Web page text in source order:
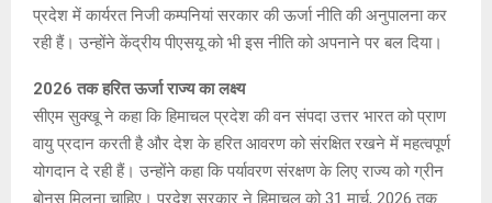
प्रदेश में कार्यरत निजी कम्पनियां सरकार की ऊर्जा नीति की अनुपालना कर
रही हैं। उन्होंने केंद्रीय पीएसयू को भी इस नीति को अपनाने पर बल दिया‌।
2026 तक हरित ऊर्जा राज्य का लक्ष्य
सीएम सुक्खू ने कहा कि हिमाचल प्रदेश की वन संपदा उत्तर भारत को प्राण
वायु प्रदान करती है और देश के हरित आवरण को संरक्षित रखने में महत्वपूर्ण
योगदान दे रही हैं। उन्होंने कहा कि पर्यावरण संरक्षण के लिए राज्य को ग्रीन
बोनस मिलना चाहिए। प्रदेश सरकार ने हिमाचल को 31 मार्च, 2026 तक